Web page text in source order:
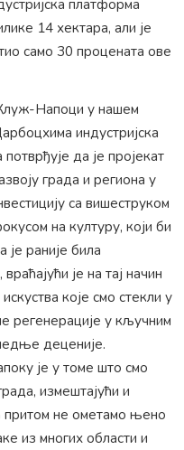
платформа
14 хектара, али је
само 30 процената ове
Напоци у нашем
индустријска
да је пројекат
града и региона у
са вишеструком
на културу, који би
је раније била
је на тај начин
које смо стекли у
регенерације у кључним
деценије.
је у томе што смо
измештајући и
притом не ометамо њено
из многих области и